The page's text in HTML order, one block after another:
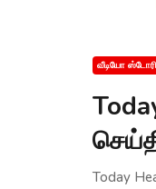
வீடியோ ஸ்டோரி
Today